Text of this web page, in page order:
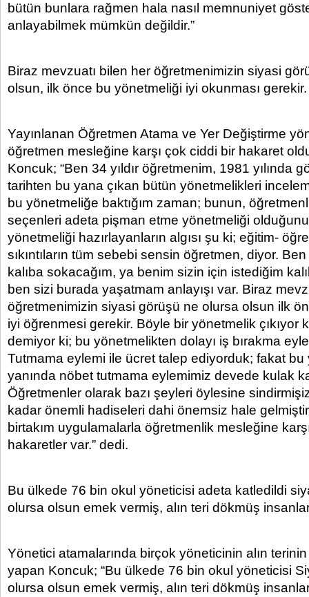
bütün bunlara rağmen hala nasıl memnuniyet
anlayabilmek mümkün değildir.”
Biraz mevzuatı bilen her öğretmenimizin siyasi
olsun, ilk önce bu yönetmeliği iyi okunması gerekir.
Yayınlanan Öğretmen Atama ve Yer Değiştirme
öğretmen mesleğine karşı çok ciddi bir hakaret
Koncuk; “Ben 34 yıldır öğretmenim, 1981 yılında
tarihten bu yana çıkan bütün yönetmelikleri
bu yönetmeliğe baktığım zaman; bunun,
seçenleri adeta pişman etme yönetmeliği
yönetmeliği hazırlayanların algısı şu ki; eğitim-
sıkıntıların tüm sebebi sensin öğretmen, diyor.
kalıba sokacağım, ya benim sizin için istediğim
ben sizi burada yaşatmam anlayışı var. Biraz
öğretmenimizin siyasi görüşü ne olursa olsun ilk
iyi öğrenmesi gerekir. Böyle bir yönetmelik çıkıyor
demiyor ki; bu yönetmelikten dolayı iş bırakma
Tutmama eylemi ile ücret talep ediyorduk; fakat bu
yanında nöbet tutmama eylemimiz devede kulak
Öğretmenler olarak bazı şeyleri öylesine
kadar önemli hadiseleri dahi önemsiz hale
birtakım uygulamalarla öğretmenlik mesleğine
hakaretler var.” dedi.
Bu ülkede 76 bin okul yöneticisi adeta katledildi
olursa olsun emek vermiş, alın teri dökmüş
Yönetici atamalarında birçok yöneticinin alın terinin
yapan Koncuk; “Bu ülkede 76 bin okul yöneticisi
olursa olsun emek vermiş, alın teri dökmüş